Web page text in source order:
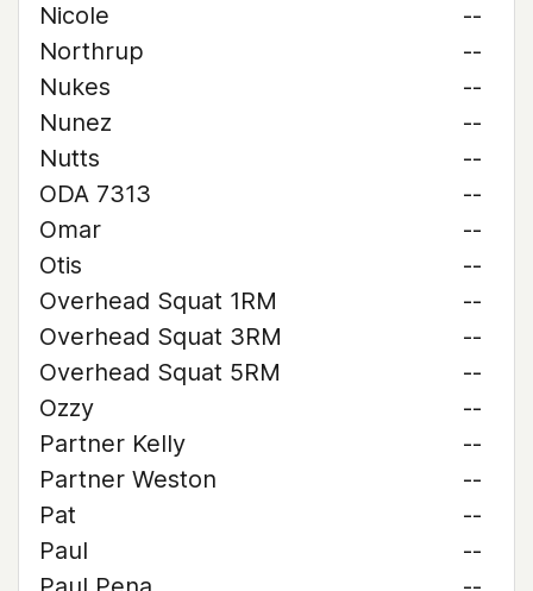
Nicole
--
Northrup
--
Nukes
--
Nunez
--
Nutts
--
ODA 7313
--
Omar
--
Otis
--
Overhead Squat 1RM
--
Overhead Squat 3RM
--
Overhead Squat 5RM
--
Ozzy
--
Partner Kelly
--
Partner Weston
--
Pat
--
Paul
--